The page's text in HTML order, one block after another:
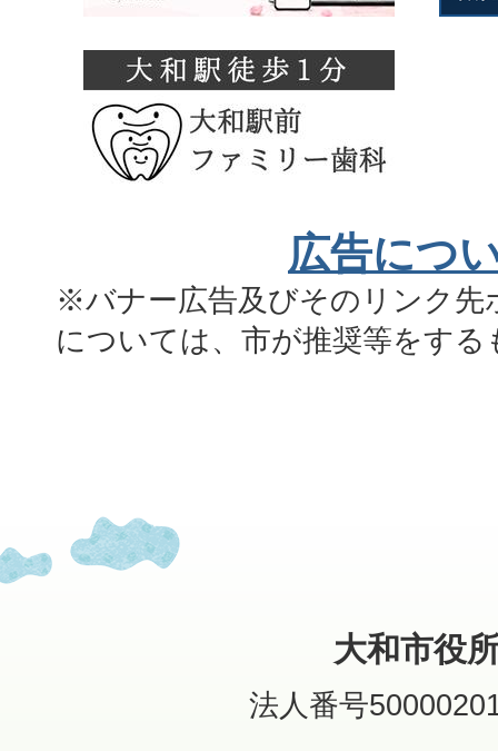
広告につ
※バナー広告及びそのリンク先
については、市が推奨等をす
大和市役
法人番号